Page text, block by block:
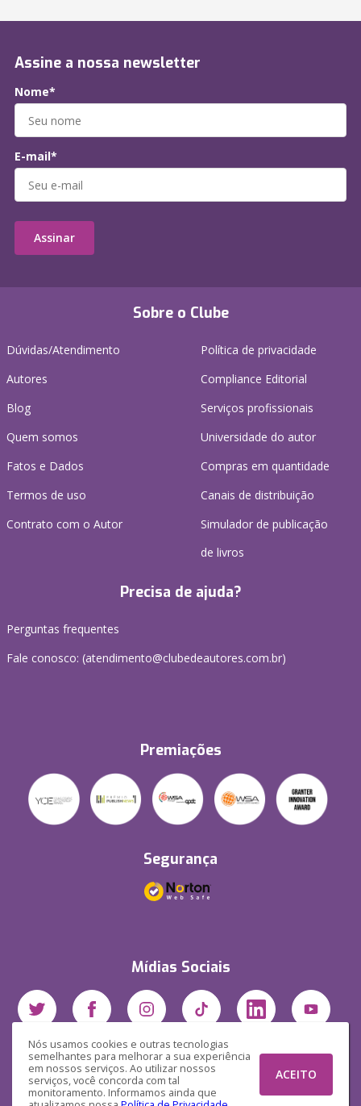
Nós usamos cookies e outras tecnologias
semelhantes para melhorar a sua experiência
em nossos serviços. Ao utilizar nossos
serviços, você concorda com tal
monitoramento. Informamos ainda que
ACEITO
Sobre o Clube
Dúvidas/Atendimento
Autores
Blog
Quem somos
Fatos e Dados
Termos de uso
Contrato com o Autor
Política de privacidade
Compliance Editorial
Serviços profissionais
Universidade do autor
Compras em quantidade
Canais de distribuição
Simulador de publicação
de livros
Precisa de ajuda?
Perguntas frequentes
Fale conosco: (atendimento@clubedeautores.com.br)
Premiações
Segurança
Mídias Sociais
Assine a nossa newsletter
Nome*
E-mail*
Assinar